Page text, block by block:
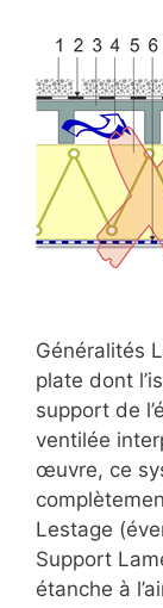
Généralités
plate dont
support de
ventilée
œuvre, ce
Lestage
Support
étanche à